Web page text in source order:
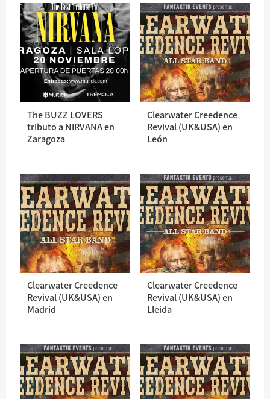
The BUZZ LOVERS
tributo a NIRVANA en
Zaragoza
Clearwater Creedence
Revival (UK&USA) en
León
Clearwater Creedence
Revival (UK&USA) en
Madrid
Clearwater Creedence
Revival (UK&USA) en
Lleida